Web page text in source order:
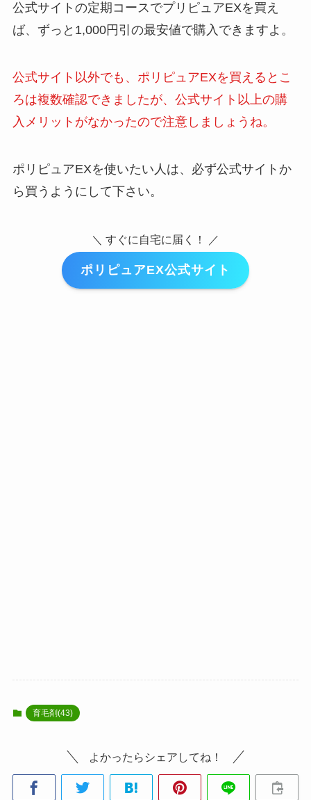
公式サイトの定期コースでプリピュアEXを買え
ば、ずっと1,000円引の最安値で購入できますよ。
公式サイト以外でも、ポリピュアEXを買えるとこ
ろは複数確認できましたが、公式サイト以上の購
入メリットがなかったので注意しましょうね。
ポリピュアEXを使いたい人は、必ず公式サイトか
ら買うようにして下さい。
＼ すぐに自宅に届く！ ／
ポリピュアEX公式サイト
育毛剤(43)
よかったらシェアしてね！